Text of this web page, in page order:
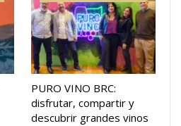
PURO VINO BRC:
disfrutar, compartir y
descubrir grandes vinos